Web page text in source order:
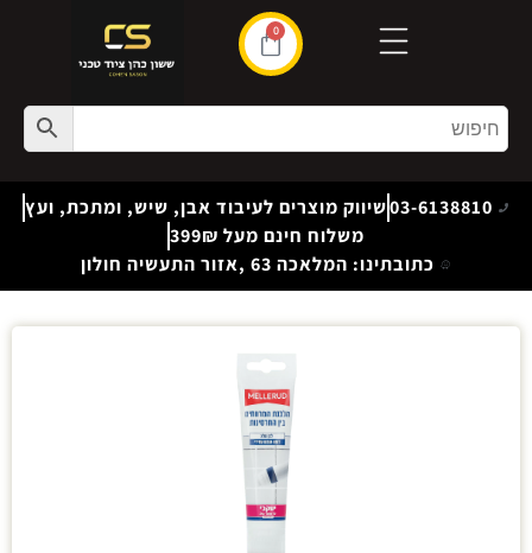
0
03-6138810שיווק מוצרים לעיבוד אבן, שיש, ומתכת, ועץ
משלוח חינם מעל 399₪
כתובתינו: המלאכה 63 ,אזור התעשיה חולון